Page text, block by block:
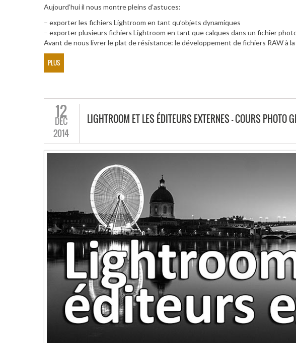
Aujourd’hui il nous montre pleins d’astuces:
– exporter les fichiers Lightroom en tant qu’objets dynamiques
– exporter plusieurs fichiers Lightroom en tant que calques dans un fichier
Avant de nous livrer le plat de résistance: le développement de fichiers RAW à
PLUS
12
DÉC
2014
LIGHTROOM ET LES ÉDITEURS EXTERNES – COURS PHOTO